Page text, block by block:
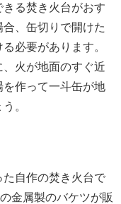
る焚き火台がおす
、缶切りで開けた
必要があります。
火が地面のすぐ近
を作って一斗缶が地
。
自作の焚き火台で
金属製のバケツが販